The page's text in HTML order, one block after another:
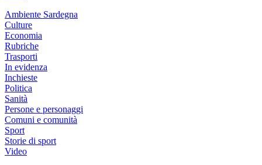
Ambiente Sardegna
Culture
Economia
Rubriche
Trasporti
In evidenza
Inchieste
Politica
Sanità
Persone e personaggi
Comuni e comunità
Sport
Storie di sport
Video